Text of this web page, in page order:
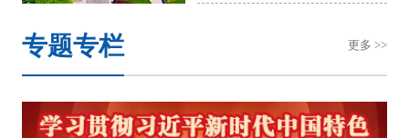
专题专栏 更多 >>